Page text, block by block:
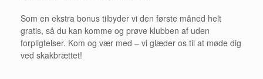
Som en ekstra bonus tilbyder vi den første måned helt
gratis, så du kan komme og prøve klubben af uden
forpligtelser. Kom og vær med – vi glæder os til at møde dig
ved skakbrættet!